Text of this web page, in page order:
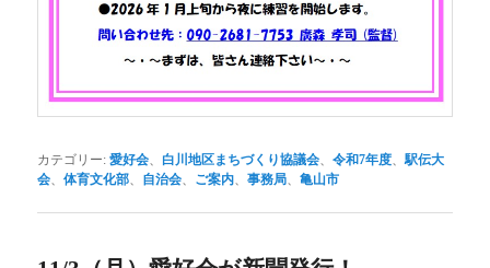
カテゴリー: 愛好会、 白川地区まちづくり協議会、令和7年度、駅伝大
会、体育文化部、 自治会、 ご案内、事務局、亀山市